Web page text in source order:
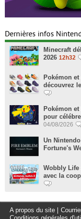
Dernières infos
Minecraft
2026 12h32
Pokémon
découvrez
Pokémon et
pour
04/08/2026
Un
Fortune's
Wobbly Life
avec la
A propos du site |